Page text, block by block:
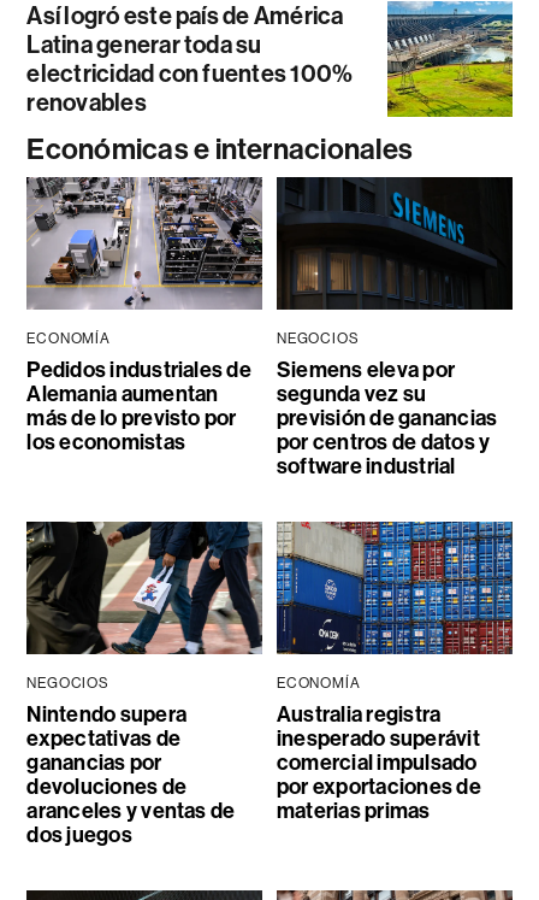
Así logró este país de América
Latina generar toda su
electricidad con fuentes 100%
renovables
Económicas e internacionales
ECONOMÍA
Pedidos industriales de
Alemania aumentan
más de lo previsto por
los economistas
NEGOCIOS
Siemens eleva por
segunda vez su
previsión de ganancias
por centros de datos y
software industrial
NEGOCIOS
Nintendo supera
expectativas de
ganancias por
devoluciones de
aranceles y ventas de
dos juegos
ECONOMÍA
Australia registra
inesperado superávit
comercial impulsado
por exportaciones de
materias primas